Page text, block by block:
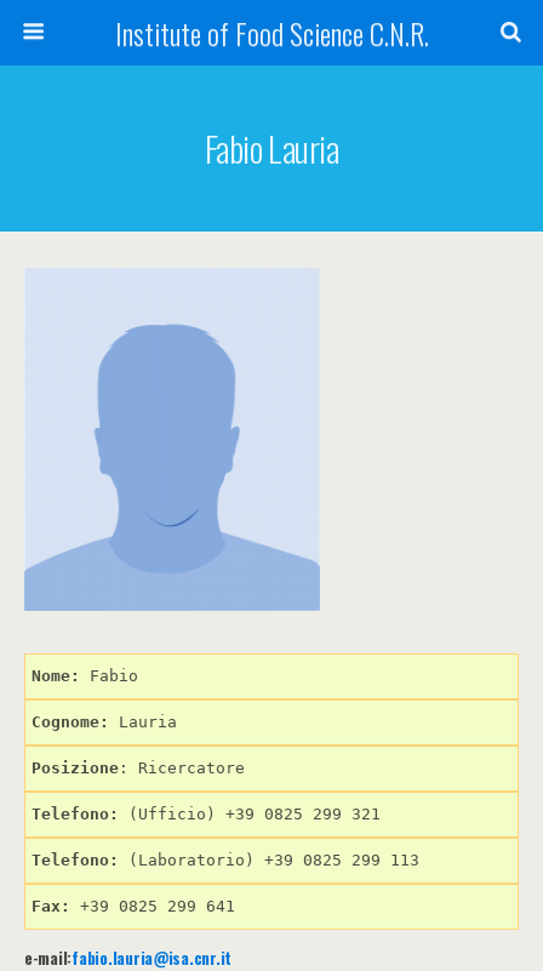
Institute of Food Science C.N.R.
Fabio Lauria
Nome:
Cognome:
Posizione : Ricercatore
Telefono: (Ufficio) +39 0825 299 321
Telefono: (Laboratorio) +39 0825 299 113
Fax: +39 0825 299 641
e-mail:fabio.lauria@isa.cnr.it